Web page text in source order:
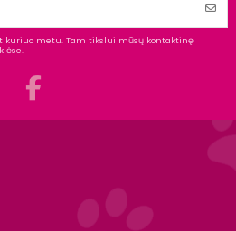
kuriuo metu. Tam tikslui mūsų kontaktinę